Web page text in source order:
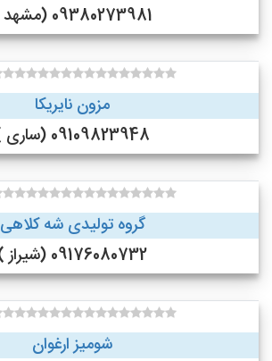
09380273981 (مشهد )
مزون نایریکا
09109823948 (ساری )
گروه تولیدی شه کلاهی
09176080732 (شیراز )
شومیز ارغوان